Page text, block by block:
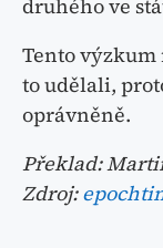
druhého ve
Tento
to udělali,
oprávněně.
Překlad:
Zdroj: